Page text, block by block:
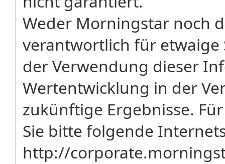
Weder Morningstar noch
verantwortlich für etwaige
der Verwendung dieser
Wertentwicklung in der
zukünftige Ergebnisse.
Sie bitte folgende
http://